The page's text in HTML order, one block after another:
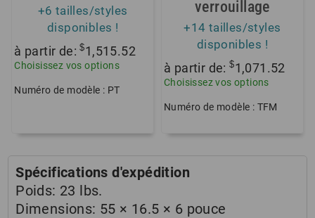
+6 tailles/styles
disponibles !
à partir de:$1,515.52
Choisissez vos options
Numéro de modèle : PT
verrouillage
+14 tailles/styles
disponibles !
à partir de:$1,071.52
Choisissez vos options
Numéro de modèle : TFM
Spécifications d'expédition
Poids: 23 lbs.
Dimensions: 55 × 16.5 × 6 pouce